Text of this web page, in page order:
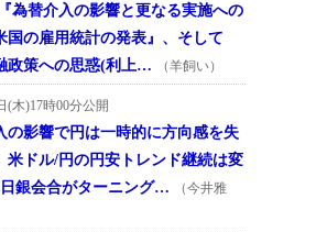
為替介入の影響と更なる実施への
国の雇用統計の発表』、そして
政策への思惑(利上…
（羊飼い）
(木)17時00分公開
の影響で円は一時的に方向感を失
米ドル/円の円安トレンド継続は変
銀会合がターニング…
（今井雅